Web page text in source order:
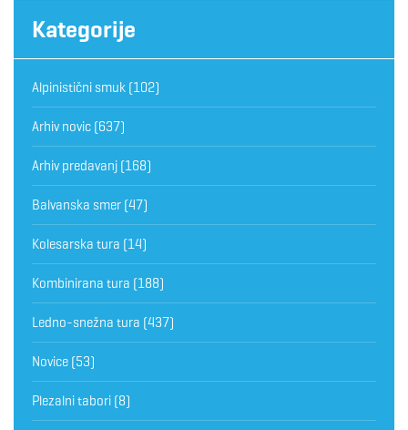
Kategorije
Alpinistični smuk (102)
Arhiv novic (637)
Arhiv predavanj (168)
Balvanska smer (47)
Kolesarska tura (14)
Kombinirana tura (188)
Ledno-snežna tura (437)
Novice (53)
Plezalni tabori (8)